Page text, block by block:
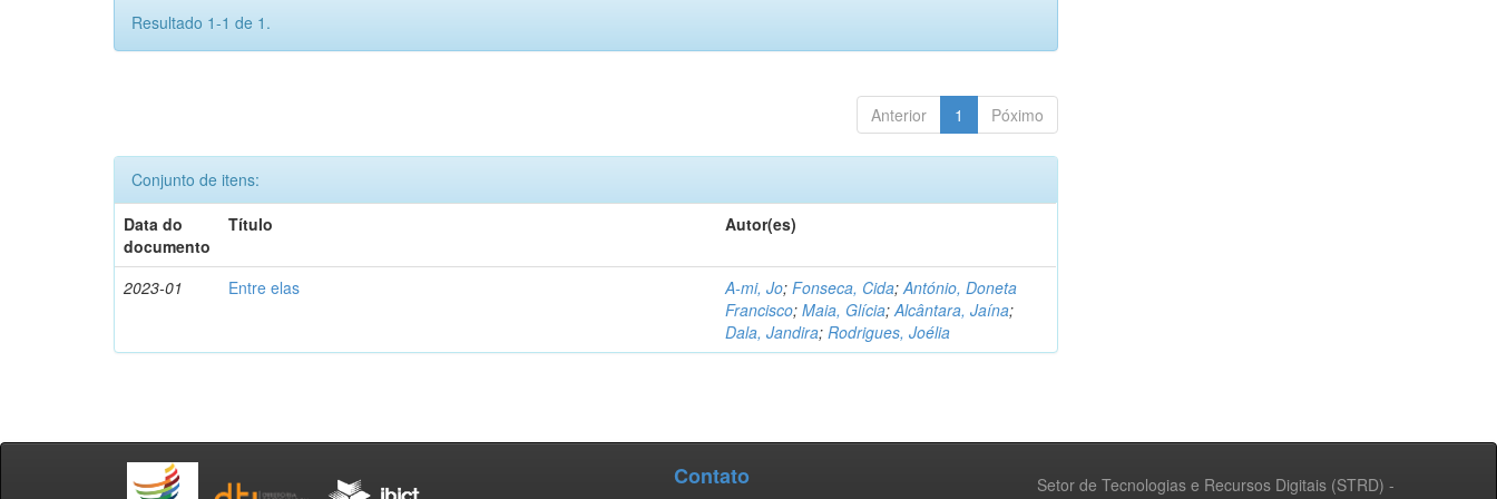
Resultado 1-1 de 1.
Anterior 1 Póximo
Conjunto de itens:
Data do
documento
Título Autor(es)
2023-01 Entre elas A-mi, Jo;Fonseca, Cida;António, Doneta
Francisco;Maia, Glícia;Alcântara, Jaína;
Dala, Jandira;Rodrigues, Joélia
Setor de Tecnologias e Recursos Digitais (STRD) -
Contato